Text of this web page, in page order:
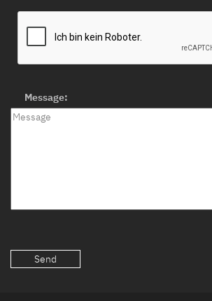
Message: